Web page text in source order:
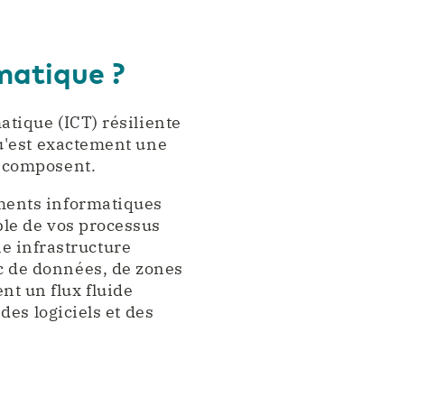
?
(ICT) résiliente
exactement une
informatiques
de vos processus
infrastructure
données, de zones
un flux fluide
logiciels et des